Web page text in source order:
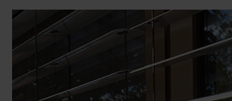
Smarte
Preisvorteile
WAREMA
Kassetten-
Markisen“